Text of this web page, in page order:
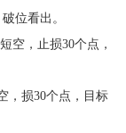
位看出。
空，止损30个点，
，损30个点，目标